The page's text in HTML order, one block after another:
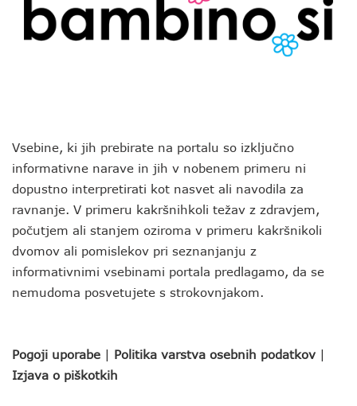
Vsebine, ki jih prebirate na portalu so izključno
informativne narave in jih v nobenem primeru ni
dopustno interpretirati kot nasvet ali navodila za
ravnanje. V primeru kakršnihkoli težav z zdravjem,
počutjem ali stanjem oziroma v primeru kakršnikoli
dvomov ali pomislekov pri seznanjanju z
informativnimi vsebinami portala predlagamo, da se
nemudoma posvetujete s strokovnjakom.
Pogoji uporabe | Politika varstva osebnih podatkov |
Izjava o piškotkih